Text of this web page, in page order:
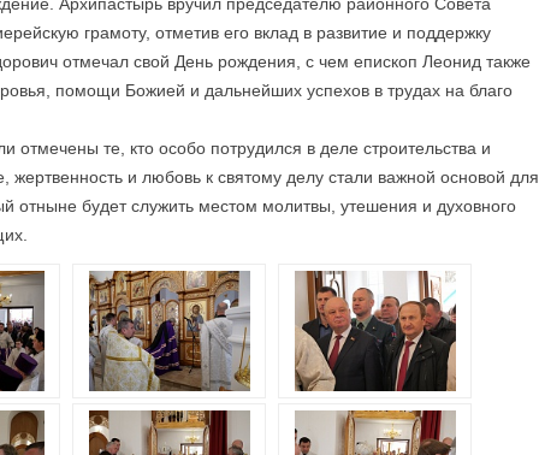
Архипастырь вручил председателю районного Совета
грамоту, отметив его вклад в развитие и поддержку
отмечал свой День рождения, с чем епископ Леонид также
помощи Божией и дальнейших успехов в трудах на благо
те, кто особо потрудился в деле строительства и
и любовь к святому делу стали важной основой для
отныне будет служить местом молитвы, утешения и духовного